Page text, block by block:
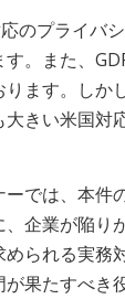
のプライバ
。また、
ります。しか
大きい米国対
では、本件
企業が陥り
られる実務
果たすべき